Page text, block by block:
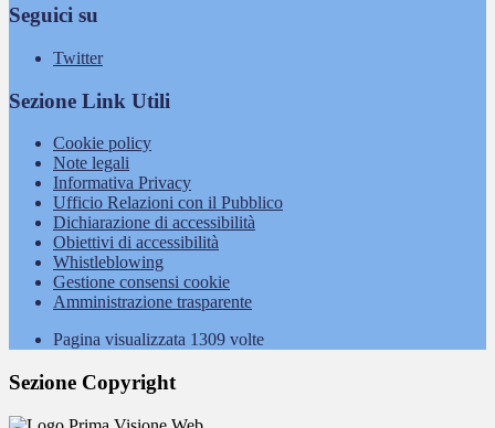
Seguici su
Twitter
Sezione Link Utili
Cookie policy
Note legali
Informativa Privacy
Ufficio Relazioni con il Pubblico
Dichiarazione di accessibilità
Obiettivi di accessibilità
Whistleblowing
Gestione consensi cookie
Amministrazione trasparente
Pagina visualizzata 1309 volte
Sezione Copyright